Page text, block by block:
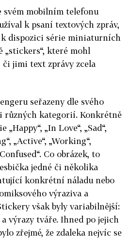
svém mobilním telefonu
k psaní textových zpráv,
dispozici série miniaturních
které mohl
jimi text zprávy zcela
seřazeny dle svého
různých kategorií. Konkrétně
„In Love“, „Sad“,
„Active“, „Working“,
Co obrázek, to
jedné či několika
konkrétní náladu nebo
výraziva a
však byly variabilnější:
výrazy tváře. Ihned po jejich
zřejmé, že zdaleka nejvíc se